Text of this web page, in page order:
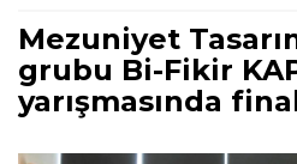
Mezuniyet
grubu Bi-Fikir
yarışmasında